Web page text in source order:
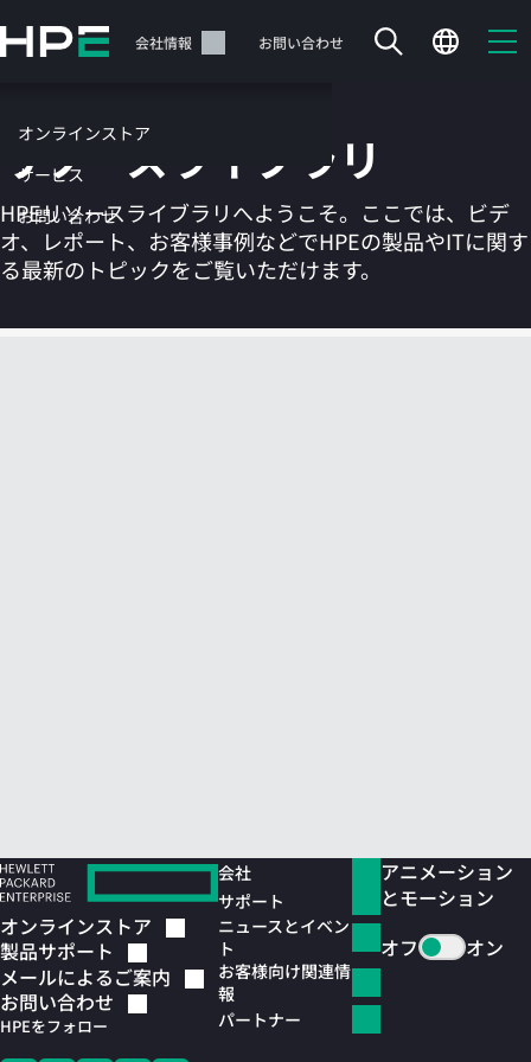
イ
テ
ツ
に
ス
ッ
サポート 会社情報 お問い合わせ
オンラインストア
サービス
お問い合わせ
カートは空です
リソースライブラリ
HPEリソースライブラリへようこそ。ここでは、ビデ
オ、レポート、お客様事例などでHPEの製品やITに関す
る最新のトピックをご覧いただけます。
オンラインストア
製品サポート
メールによるご案内
お問い合わせ
HPEをフォロー
会社
サポート
ニュースとイベン
ト
お客様向け関連情
報
パートナー
アニメーション
とモーション
オフ
オン